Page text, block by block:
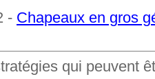
- Chapeaux en gros
qui peuvent